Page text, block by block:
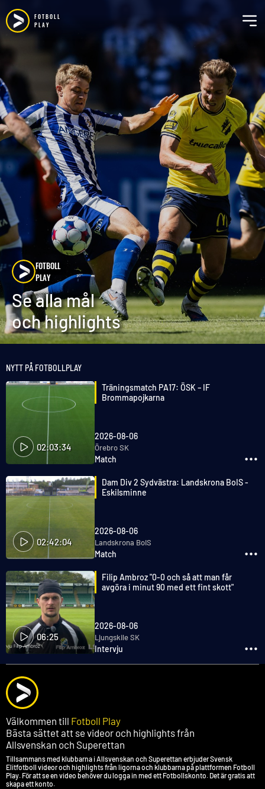
FOTBOLL
PLAY
FOTBOLL
PLAY
Se alla mål
och highlights
NYTT PÅ FOTBOLLPLAY
02:03:34
Träningsmatch PA17: ÖSK – IF
Brommapojkarna
2026-08-06
Örebro SK
Match
02:42:04
Dam Div 2 Sydvästra: Landskrona BoIS -
Eskilsminne
2026-08-06
Landskrona BoIS
Match
06:25
Filip Ambroz "0-0 och så att man får
avgöra i minut 90 med ett fint skott"
2026-08-06
Ljungskile SK
Intervju
Välkommen till Fotboll Play
Bästa sättet att se videor och highlights från
Allsvenskan och Superettan
Tillsammans med klubbarna i Allsvenskan och Superettan erbjuder Svensk
Elitfotboll videor och highlights från ligorna och klubbarna på plattformen Fotboll
Play. För att se en video behöver du logga in med ett Fotbollskonto. Det är gratis att
skapa ett konto.